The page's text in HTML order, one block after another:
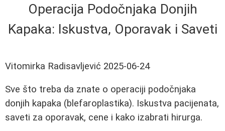
Operacija Podočnjaka Donjih
Kapaka: Iskustva, Oporavak i Saveti
Vitomirka Radisavljević 2025-06-24
Sve što treba da znate o operaciji podočnjaka
donjih kapaka (blefaroplastika). Iskustva pacijenata,
saveti za oporavak, cene i kako izabrati hirurga.